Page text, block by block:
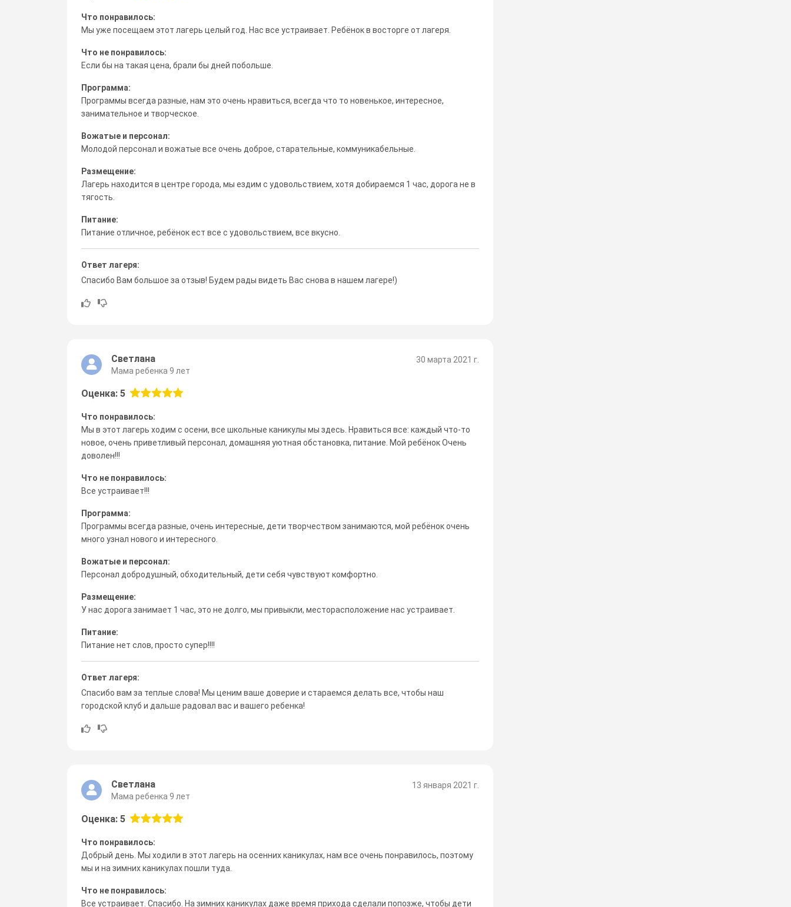
Что понравилось:
Мы уже посещаем этот лагерь целый год. Нас все устраивает. Ребёнок в восторге от лагеря.
Что не понравилось:
Если бы на такая цена, брали бы дней побольше.
Программа:
Программы всегда разные, нам это очень нравиться, всегда что то новенькое, интересное,
занимательное и творческое.
Вожатые и персонал:
Молодой персонал и вожатые все очень доброе, старательные, коммуникабельные.
Размещение:
Лагерь находится в центре города, мы ездим с удовольствием, хотя добираемся 1 час, дорога не в
тягость.
Питание:
Питание отличное, ребёнок ест все с удовольствием, все вкусно.
Ответ лагеря:
Спасибо Вам большое за отзыв! Будем рады видеть Вас снова в нашем лагере!)
30 марта 2021 г.
Светлана
Мама ребенка 9 лет
Оценка: 5
Что понравилось:
Мы в этот лагерь ходим с осени, все школьные каникулы мы здесь. Нравиться все: каждый что-то
новое, очень приветливый персонал, домашняя уютная обстановка, питание. Мой ребёнок Очень
доволен!!!
Что не понравилось:
Все устраивает!!!
Программа:
Программы всегда разные, очень интересные, дети творчеством занимаются, мой ребёнок очень
много узнал нового и интересного.
Вожатые и персонал:
Персонал добродушный, обходительный, дети себя чувствуют комфортно.
Размещение:
У нас дорога занимает 1 час, это не долго, мы привыкли, месторасположение нас устраивает.
Питание:
Питание нет слов, просто супер!!!!
Ответ лагеря:
Спасибо вам за теплые слова! Мы ценим ваше доверие и стараемся делать все, чтобы наш
городской клуб и дальше радовал вас и вашего ребенка!
13 января 2021 г.
Светлана
Мама ребенка 9 лет
Оценка: 5
Что понравилось:
Добрый день. Мы ходили в этот лагерь на осенних каникулах, нам все очень понравилось, поэтому
мы и на зимних каникулах пошли туда.
Что не понравилось:
Все устраивает. Спасибо. На зимних каникулах даже время прихода сделали попозже, чтобы дети